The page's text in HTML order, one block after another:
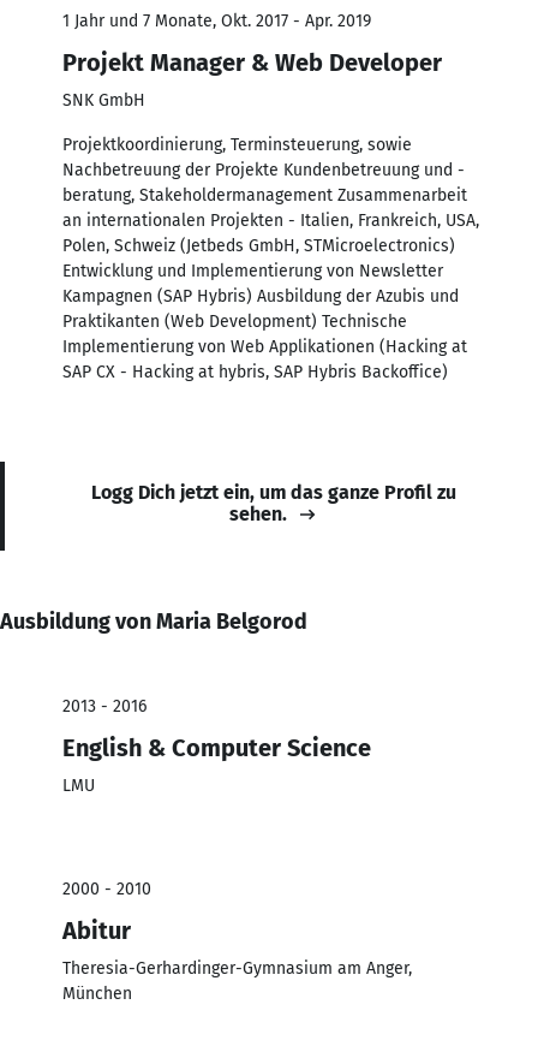
1 Jahr und 7 Monate, Okt. 2017 - Apr. 2019
Projekt Manager & Web Developer
SNK GmbH
Projektkoordinierung, Terminsteuerung, sowie
Nachbetreuung der Projekte Kundenbetreuung und -
beratung, Stakeholdermanagement Zusammenarbeit
an internationalen Projekten - Italien, Frankreich, USA,
Polen, Schweiz (Jetbeds GmbH, STMicroelectronics)
Entwicklung und Implementierung von Newsletter
Kampagnen (SAP Hybris) Ausbildung der Azubis und
Praktikanten (Web Development) Technische
Implementierung von Web Applikationen (Hacking at
SAP CX - Hacking at hybris, SAP Hybris Backoffice)
Logg Dich jetzt ein, um das ganze Profil zu
sehen.
Ausbildung von Maria Belgorod
2013 - 2016
English & Computer Science
LMU
2000 - 2010
Abitur
Theresia-Gerhardinger-Gymnasium am Anger,
München